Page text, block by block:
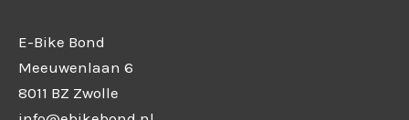
E-Bike Bond
Meeuwenlaan 6
8011 BZ Zwolle